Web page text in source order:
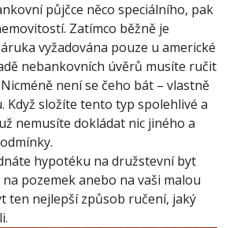
půjčce něco speciálního, pak
Zatímco běžně je
vyžadována pouze u americké
nebankovních úvěrů musíte ručit
není se čeho bát – vlastně
Když složíte tento typ spolehlivé a
nemusíte dokládat nic jiného a
hypotéku na družstevní byt
pozemek anebo na vaši malou
ten nejlepší způsob ručení, jaký